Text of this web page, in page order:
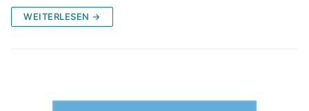
WEITERLESEN →